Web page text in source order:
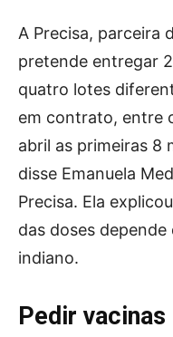
A Precisa, parceira
pretende entregar
quatro lotes
em contrato, entre
abril as primeiras 8
disse Emanuela
Precisa. Ela
das doses
indiano.
Pedir vacinas